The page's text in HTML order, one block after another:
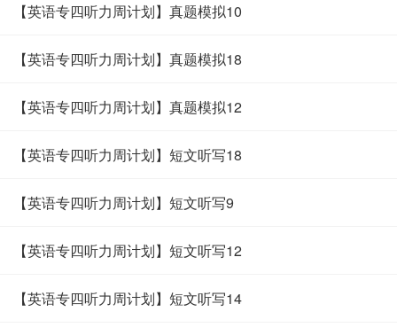
【英语专四听力周计划】真题模拟10
【英语专四听力周计划】真题模拟18
【英语专四听力周计划】真题模拟12
【英语专四听力周计划】短文听写18
【英语专四听力周计划】短文听写9
【英语专四听力周计划】短文听写12
【英语专四听力周计划】短文听写14